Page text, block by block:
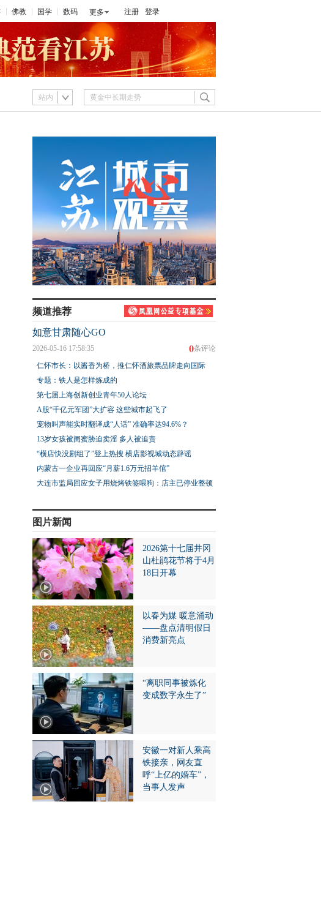
佛教 国学 数码 更多 注册 登录
站内
频道推荐
如意甘肃随心GO
0条评论
2026-05-16 17:58:35
仁怀市长：以酱香为桥，推仁怀酒旅票品牌走向国际
专题：铁人是怎样炼成的
第七届上海创新创业青年50人论坛
A股“千亿元军团”大扩容 这些城市起飞了
宠物叫声能实时翻译成“人话” 准确率达94.6%？
13岁女孩被闺蜜胁迫卖淫 多人被追责
“横店快没剧组了”登上热搜 横店影视城动态辟谣
内蒙古一企业再回应“月薪1.6万元招羊倌”
大连市监局回应女子用烧烤铁签喂狗：店主已停业整顿
图片新闻
2026第十七届井冈
山杜鹃花节将于4月
18日开幕
以春为媒 暖意涌动
——盘点清明假日
消费新亮点
“离职同事被炼化
变成数字永生了”
安徽一对新人乘高
铁接亲，网友直
呼“上亿的婚车”，
当事人发声